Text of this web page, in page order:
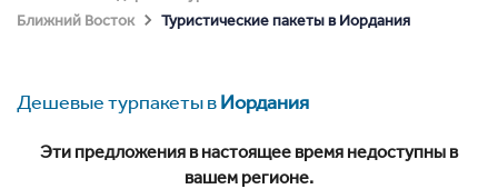
Ближний Восток
Туристические пакеты в Иордания
Дешевые турпакеты вИордания
Эти предложения в настоящее время недоступны в
вашем регионе.